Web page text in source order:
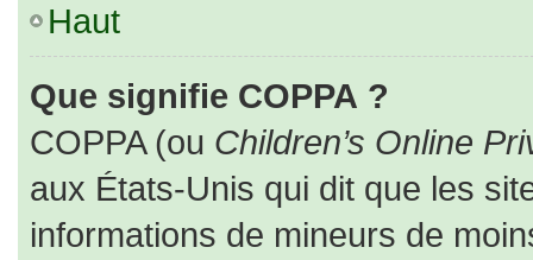
Haut
Que signifie COPPA ?
COPPA (ou Children’s Online
aux États-Unis qui dit que les
informations de mineurs de